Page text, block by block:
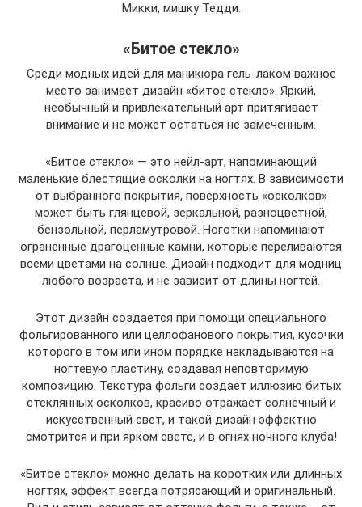
Микки, мишку Тедди.
«Битое стекло»
Среди модных идей для маникюра гель-лаком важное
место занимает дизайн «битое стекло». Яркий,
необычный и привлекательный арт притягивает
внимание и не может остаться не замеченным.
«Битое стекло» — это нейл-арт, напоминающий
маленькие блестящие осколки на ногтях. В зависимости
от выбранного покрытия, поверхность «осколков»
может быть глянцевой, зеркальной, разноцветной,
бензольной, перламутровой. Ноготки напоминают
ограненные драгоценные камни, которые переливаются
всеми цветами на солнце. Дизайн подходит для модниц
любого возраста, и не зависит от длины ногтей.
Этот дизайн создается при помощи специального
фольгированного или целлофанового покрытия, кусочки
которого в том или ином порядке накладываются на
ногтевую пластину, создавая неповторимую
композицию. Текстура фольги создает иллюзию битых
стеклянных осколков, красиво отражает солнечный и
искусственный свет, и такой дизайн эффектно
смотрится и при ярком свете, и в огнях ночного клуба!
«Битое стекло» можно делать на коротких или длинных
ногтях, эффект всегда потрясающий и оригинальный.